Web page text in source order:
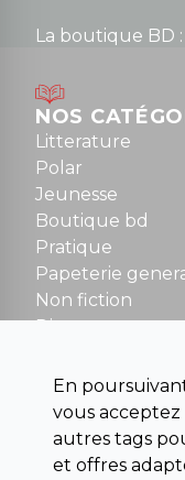
La boutique BD :
Mardi au samedi :
Dimanche :
Tel : 01 48 89 13
NOUS
contact@la-
NOS
Litterature
Polar
Jeunesse
Boutique bd
Pratique
Papeterie
Non fiction
Divers
Beaux livres et
Para scolaire
Histoire
Pochoteque
En
vous
autres tags
et offres